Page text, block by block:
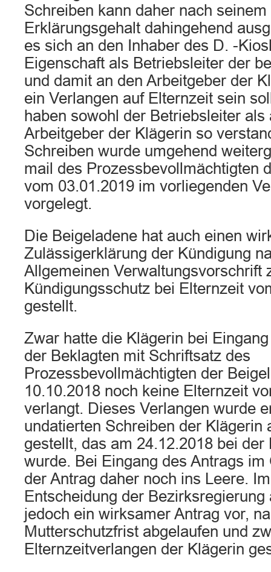
Schreiben kann daher nach
Erklärungsgehalt dahingehend
es sich an den Inhaber des D. -
Eigenschaft als Betriebsleiter der
und damit an den Arbeitgeber der
ein Verlangen auf Elternzeit sein
haben sowohl der Betriebsleiter als
Arbeitgeber der Klägerin so
Schreiben wurde umgehend
mail des Prozessbevollmächtigten
vom 03.01.2019 im vorliegenden
vorgelegt.
Die Beigeladene hat auch einen
Zulässigerklärung der Kündigung
Allgemeinen Verwaltungsvorschrift
Kündigungsschutz bei Elternzeit
gestellt.
Zwar hatte die Klägerin bei
der Beklagten mit Schriftsatz des
Prozessbevollmächtigten der
10.10.2018 noch keine Elternzeit
verlangt. Dieses Verlangen wurde
undatierten Schreiben der Klägerin
gestellt, das am 24.12.2018 bei der
wurde. Bei Eingang des Antrags im
der Antrag daher noch ins Leere.
Entscheidung der
jedoch ein wirksamer Antrag vor,
Mutterschutzfrist abgelaufen und
Elternzeitverlangen der Klägerin